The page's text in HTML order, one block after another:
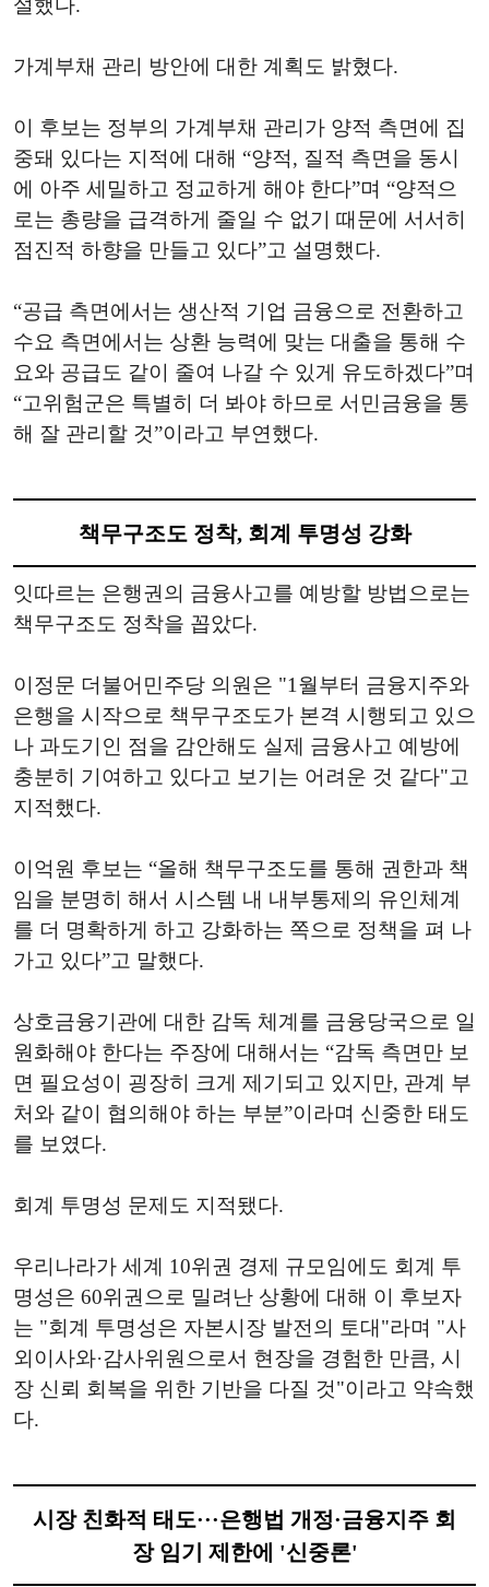
가계부채 관리 방안에 대한 계획도 밝혔다.
이 후보는 정부의 가계부채 관리가 양적 측면에 집
중돼 있다는 지적에 대해 “양적, 질적 측면을 동시
에 아주 세밀하고 정교하게 해야 한다”며 “양적으
로는 총량을 급격하게 줄일 수 없기 때문에 서서히
점진적 하향을 만들고 있다”고 설명했다.
“공급 측면에서는 생산적 기업 금융으로 전환하고
수요 측면에서는 상환 능력에 맞는 대출을 통해 수
요와 공급도 같이 줄여 나갈 수 있게 유도하겠다”며
“고위험군은 특별히 더 봐야 하므로 서민금융을 통
해 잘 관리할 것”이라고 부연했다.
책무구조도 정착, 회계 투명성 강화
잇따르는 은행권의 금융사고를 예방할 방법으로는
책무구조도 정착을 꼽았다.
이정문 더불어민주당 의원은 "1월부터 금융지주와
은행을 시작으로 책무구조도가 본격 시행되고 있으
나 과도기인 점을 감안해도 실제 금융사고 예방에
충분히 기여하고 있다고 보기는 어려운 것 같다"고
지적했다.
이억원 후보는 “올해 책무구조도를 통해 권한과 책
임을 분명히 해서 시스템 내 내부통제의 유인체계
를 더 명확하게 하고 강화하는 쪽으로 정책을 펴 나
가고 있다”고 말했다.
상호금융기관에 대한 감독 체계를 금융당국으로 일
원화해야 한다는 주장에 대해서는 “감독 측면만 보
면 필요성이 굉장히 크게 제기되고 있지만, 관계 부
처와 같이 협의해야 하는 부분”이라며 신중한 태도
를 보였다.
회계 투명성 문제도 지적됐다.
우리나라가 세계 10위권 경제 규모임에도 회계 투
명성은 60위권으로 밀려난 상황에 대해 이 후보자
는 "회계 투명성은 자본시장 발전의 토대"라며 "사
외이사와·감사위원으로서 현장을 경험한 만큼, 시
장 신뢰 회복을 위한 기반을 다질 것"이라고 약속했
다.
시장 친화적 태도···은행법 개정·금융지주 회
장 임기 제한에 '신중론'